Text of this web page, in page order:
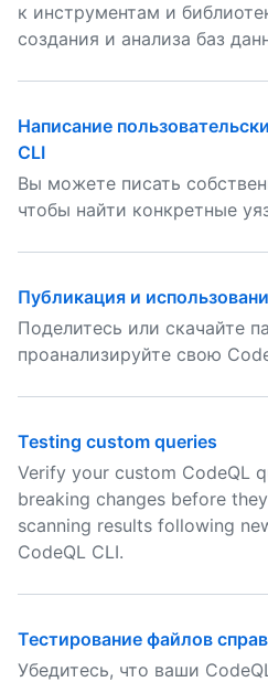
к инструментам и
создания и анализа баз
Написание
CLI
Вы можете писать
чтобы найти конкретные
Публикация и
Поделитесь или скачайте
проанализируйте свою
Testing custom queries
Verify your custom CodeQL
breaking changes before
scanning results following
CodeQL CLI.
Тестирование файлов
Убедитесь, что ваши